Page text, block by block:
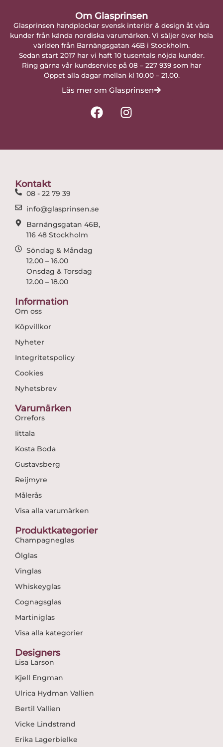
Om Glasprinsen
Glasprinsen handplockar svensk interiör & design åt våra
kunder från kända nordiska varumärken. Vi säljer över hela
världen från Barnängsgatan 46B i Stockholm.
Sedan start 2017 har vi haft 10 tusentals nöjda kunder.
Ring gärna vår kundservice på 08 – 227 939 som har
Öppet alla dagar mellan kl 10.00 – 21.00.
Läs mer om Glasprinsen
F
a
I
n
Kontakt
08 - 22 79 39
info@glasprinsen.se
Barnängsgatan 46B,
116 48 Stockholm
Söndag & Måndag
12.00 – 16.00
Onsdag & Torsdag
12.00 – 18.00
Information
Om oss
Köpvillkor
Nyheter
Integritetspolicy
Cookies
Nyhetsbrev
Varumärken
Orrefors
Iittala
Kosta Boda
Gustavsberg
Reijmyre
Målerås
Visa alla varumärken
Produktkategorier
Champagneglas
Ölglas
Vinglas
Whiskeyglas
Cognagsglas
Martiniglas
Visa alla kategorier
Designers
Lisa Larson
Kjell Engman
Ulrica Hydman Vallien
Bertil Vallien
Vicke Lindstrand
Erika Lagerbielke